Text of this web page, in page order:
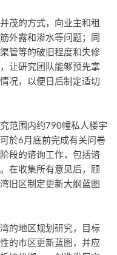
茂的方式，向业主和租
外露和渗水等问题；同
管等的破旧程度和失修
让研究团队能够预先掌
况，以便日后制定适切
范围内约790幢私人楼宇
於6月底前完成有关问卷
段的谘询工作，包括谘
在收集所有意见后，顾
旧区制定更新大纲蓝图
的地区规划研究，目标
的市区更新蓝图，并应